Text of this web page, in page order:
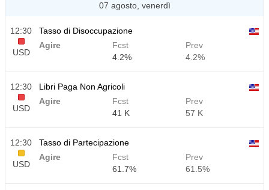
07 agosto, venerdì
12:30
USD
Tasso di Disoccupazione
Agire
Fcst
4.2%
Prev
4.2%
12:30
USD
Libri Paga Non Agricoli
Agire
Fcst
41 K
Prev
57 K
12:30
USD
Tasso di Partecipazione
Agire
Fcst
61.7%
Prev
61.5%